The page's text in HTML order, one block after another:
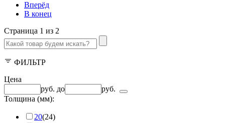
Вперёд
В конец
Страница 1 из 2
ФИЛЬТР
Цена
руб. до
руб.
Толщина (мм):
20(24)